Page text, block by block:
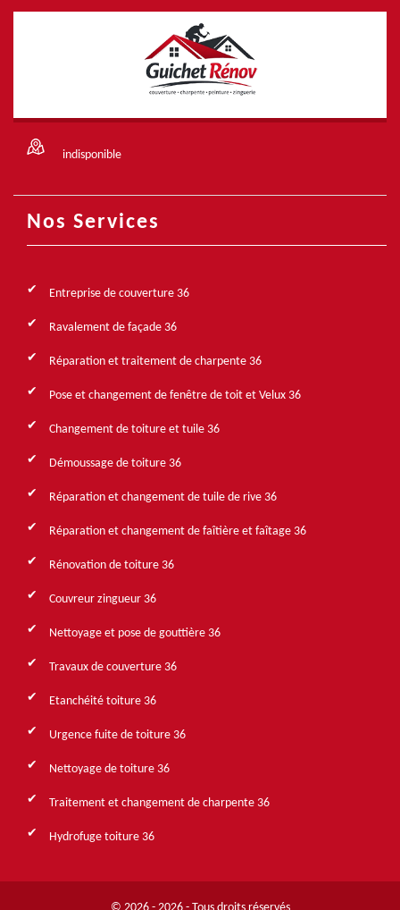
indisponible
Nos Services
Entreprise de couverture 36
Ravalement de façade 36
Réparation et traitement de charpente 36
Pose et changement de fenêtre de toit et Velux 36
Changement de toiture et tuile 36
Démoussage de toiture 36
Réparation et changement de tuile de rive 36
Réparation et changement de faîtière et faîtage 36
Rénovation de toiture 36
Couvreur zingueur 36
Nettoyage et pose de gouttière 36
Travaux de couverture 36
Etanchéité toiture 36
Urgence fuite de toiture 36
Nettoyage de toiture 36
Traitement et changement de charpente 36
Hydrofuge toiture 36